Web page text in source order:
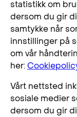
statistikk om
dersom du gir
samtykke når
innstillinger på
om vår
her:
Vårt nettsted
sosiale medier
dersom du gir